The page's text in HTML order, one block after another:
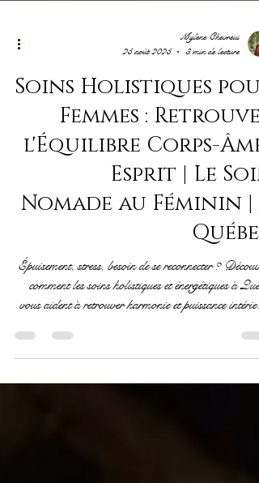
25 août 2025
3 min de lecture
Soins Holistiques pour
Femmes : Retrouver
l'Équilibre Corps-Âme-
Esprit | Le Soin
Nomade au Féminin | À
Québec
Épuisement, stress, besoin de se reconnecter ?
vous aident à retrouver harmonie et puissance
Par Mylène